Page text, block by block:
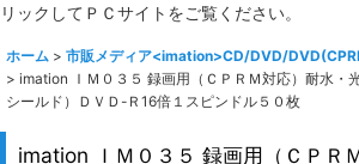
リックしてＰＣサイトをご覧ください。
ホーム > 市販メディア<imation>CD/DVD/
> imation ＩＭ０３５ 録画用（ＣＰＲＭ対応）耐水・
シールド）ＤＶＤ-Ｒ16倍１スピンドル５０枚
imation ＩＭ０３５ 録画用（ＣＰＲ